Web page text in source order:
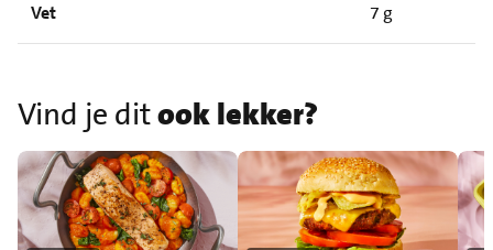
Vet 7 g
Vind je ditook lekker?